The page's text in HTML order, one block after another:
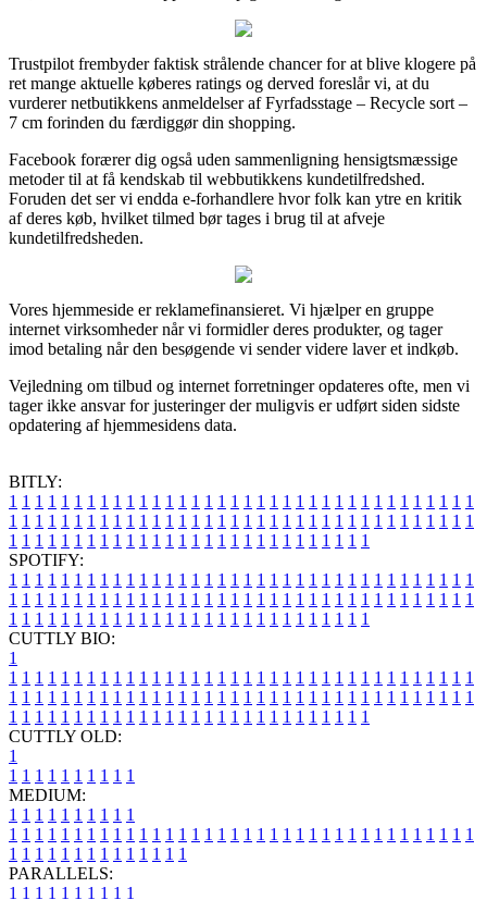
Trustpilot frembyder faktisk strålende chancer for at blive klogere på
ret mange aktuelle køberes ratings og derved foreslår vi, at du
vurderer netbutikkens anmeldelser af Fyrfadsstage – Recycle sort –
7 cm forinden du færdiggør din shopping.
Facebook forærer dig også uden sammenligning hensigtsmæssige
metoder til at få kendskab til webbutikkens kundetilfredshed.
Foruden det ser vi endda e-forhandlere hvor folk kan ytre en kritik
af deres køb, hvilket tilmed bør tages i brug til at afveje
kundetilfredsheden.
Vores hjemmeside er reklamefinansieret. Vi hjælper en gruppe
internet virksomheder når vi formidler deres produkter, og tager
imod betaling når den besøgende vi sender videre laver et indkøb.
Vejledning om tilbud og internet forretninger opdateres ofte, men vi
tager ikke ansvar for justeringer der muligvis er udført siden sidste
opdatering af hjemmesidens data.
BITLY:
1 1 1 1 1 1 1 1 1 1 1 1 1 1 1 1 1 1 1 1 1 1 1 1 1 1 1 1 1 1 1 1 1 1 1 1
1 1 1 1 1 1 1 1 1 1 1 1 1 1 1 1 1 1 1 1 1 1 1 1 1 1 1 1 1 1 1 1 1 1 1 1
1 1 1 1 1 1 1 1 1 1 1 1 1 1 1 1 1 1 1 1 1 1 1 1 1 1 1 1
SPOTIFY:
1 1 1 1 1 1 1 1 1 1 1 1 1 1 1 1 1 1 1 1 1 1 1 1 1 1 1 1 1 1 1 1 1 1 1 1
1 1 1 1 1 1 1 1 1 1 1 1 1 1 1 1 1 1 1 1 1 1 1 1 1 1 1 1 1 1 1 1 1 1 1 1
1 1 1 1 1 1 1 1 1 1 1 1 1 1 1 1 1 1 1 1 1 1 1 1 1 1 1 1
CUTTLY BIO:
1
1 1 1 1 1 1 1 1 1 1 1 1 1 1 1 1 1 1 1 1 1 1 1 1 1 1 1 1 1 1 1 1 1 1 1 1
1 1 1 1 1 1 1 1 1 1 1 1 1 1 1 1 1 1 1 1 1 1 1 1 1 1 1 1 1 1 1 1 1 1 1 1
1 1 1 1 1 1 1 1 1 1 1 1 1 1 1 1 1 1 1 1 1 1 1 1 1 1 1 1
CUTTLY OLD:
1
1 1 1 1 1 1 1 1 1 1
MEDIUM:
1 1 1 1 1 1 1 1 1 1
1 1 1 1 1 1 1 1 1 1 1 1 1 1 1 1 1 1 1 1 1 1 1 1 1 1 1 1 1 1 1 1 1 1 1 1
1 1 1 1 1 1 1 1 1 1 1 1 1 1
PARALLELS:
1 1 1 1 1 1 1 1 1 1